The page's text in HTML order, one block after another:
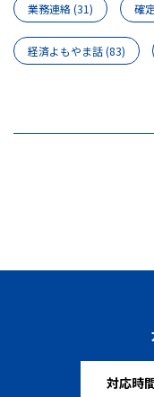
業務連絡(31) 確
経済よもやま話(83)
対応時